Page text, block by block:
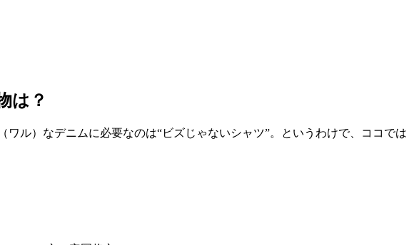
は？
ル）なデニムに必要なのは“ビズじゃないシャツ”。というわけで、ココでは